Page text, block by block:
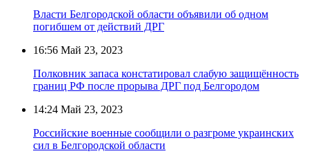
Власти Белгородской области объявили об одном
погибшем от действий ДРГ
16:56 Май 23, 2023
Полковник запаса констатировал слабую защищённость
границ РФ после прорыва ДРГ под Белгородом
14:24 Май 23, 2023
Российские военные сообщили о разгроме украинских
сил в Белгородской области